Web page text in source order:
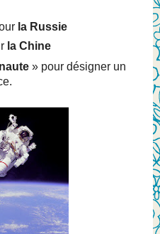
la Russie
la Chine
» pour désigner un